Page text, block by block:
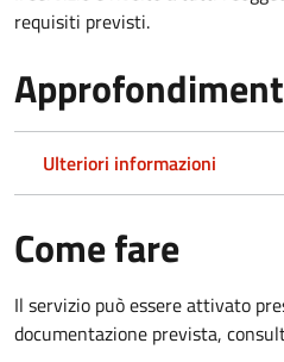
requisiti previsti.
Ulteriori informazioni
Come fare
Il servizio può essere attivato
documentazione prevista,